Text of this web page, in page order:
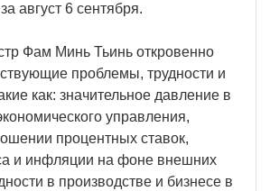
август 6 сентября.
Фам Минь Тьинь откровенно
проблемы, трудности и
как: значительное давление в
управления,
процентных ставок,
и инфляции на фоне внешних
в производстве и бизнесе в